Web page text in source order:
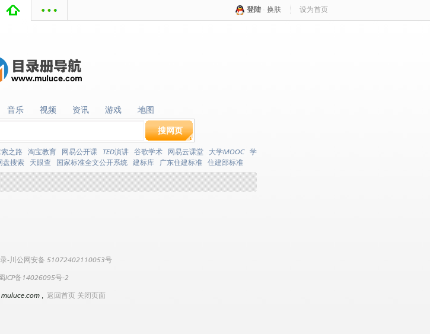
登陆 换肤 设为首页
音乐
音乐 视频
视频 资讯
资讯 游戏
游戏 地图
地图
搜网页
之路 淘宝教育 网易公开课 TED演讲 谷歌学术 网易云课堂 大学MOOC 学
盘搜索 天眼查 国家标准全文公开系统 建标库 广东住建标准 住建部标准
-川公网安备 51072402110053号
ICP备14026095号-2
, 返回首页 关闭页面